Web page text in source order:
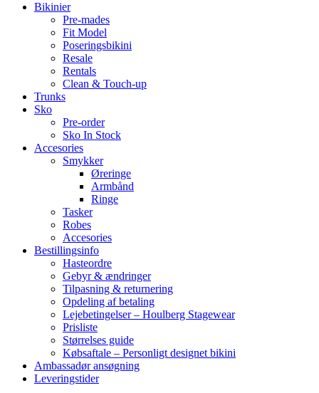
Bikinier
Pre-mades
Fit Model
Poseringsbikini
Resale
Rentals
Clean & Touch-up
Trunks
Sko
Pre-order
Sko In Stock
Accesories
Smykker
Øreringe
Armbånd
Ringe
Tasker
Robes
Accesories
Bestillingsinfo
Hasteordre
Gebyr & ændringer
Tilpasning & returnering
Opdeling af betaling
Lejebetingelser – Houlberg Stagewear
Prisliste
Størrelses guide
Købsaftale – Personligt designet bikini
Ambassadør ansøgning
Leveringstider